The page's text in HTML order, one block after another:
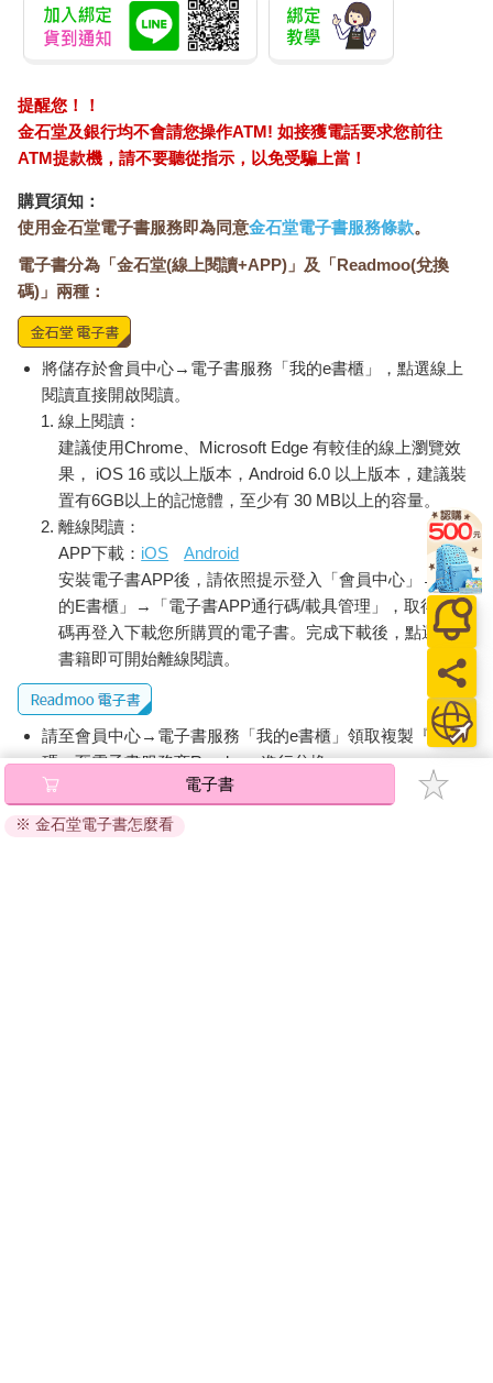
提醒您！！
金石堂及銀行均不會請您操作ATM! 如接獲電話要求您前往
ATM提款機，請不要聽從指示，以免受騙上當！
購買須知：
使用金石堂電子書服務即為同意金石堂電子書服務條款。
電子書分為「金石堂(線上閱讀+APP)」及「Readmoo(兌換
碼)」兩種：
將儲存於會員中心→電子書服務「我的e書櫃」，點選線上
閱讀直接開啟閱讀。
線上閱讀：
建議使用Chrome、Microsoft Edge 有較佳的線上瀏覽效
果， iOS 16 或以上版本，Android 6.0 以上版本，建議裝
置有6GB以上的記憶體，至少有 30 MB以上的容量。
離線閱讀：
APP下載： iOS
Android
安裝電子書APP後，請依照提示登入「會員中心」→「我
的E書櫃」→「電子書APP通行碼/載具管理」，取得通行
碼再登入下載您所購買的電子書。完成下載後，點選任一
書籍即可開始離線閱讀。
請至會員中心→電子書服務「我的e書櫃」領取複製『兌換
碼』至電子書服務商Readmoo進行兌換。
退換貨須知：
因版權保護，您在金石堂所購買的電子書僅能以金石堂專屬
電子書
※ 金石堂電子書怎麼看